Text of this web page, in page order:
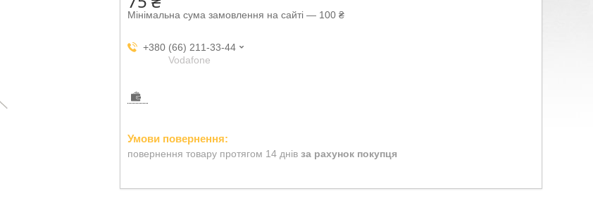
Мінімальна сума замовлення на сайті — 100 ₴
+380 (66) 211-33-44
Vodafone
повернення товару протягом 14 днів за рахунок покупця